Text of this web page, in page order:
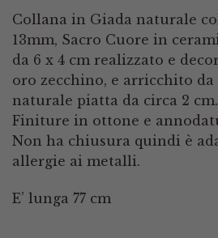
Collana in Giada naturale
13mm, Sacro Cuore in
da 6 x 4 cm realizzato e
oro zecchino, e arricchito
naturale piatta da circa 2 cm.
Finiture in ottone e
Non ha chiusura quindi è
allergie ai metalli.
E’ lunga 77 cm